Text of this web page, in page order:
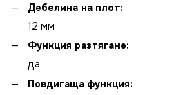
Дебелина на плот:
12 мм
Функция разтягане:
да
Повдигаща функция: